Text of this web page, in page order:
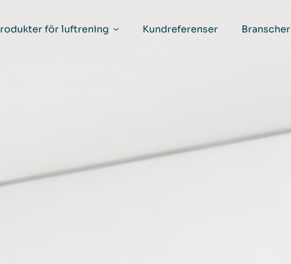
för luftrening
Kundreferenser Branscher